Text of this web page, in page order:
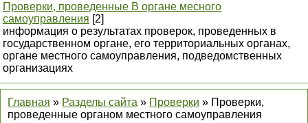
Проверки, проведенные В органе месного
самоуправления [2]
информация о результатах проверок, проведенных в
государственном органе, его территориальных органах,
органе местного самоуправления, подведомственных
организациях
Главная » Разделы сайта » Проверки » Проверки,
проведенные органом местного самоуправления